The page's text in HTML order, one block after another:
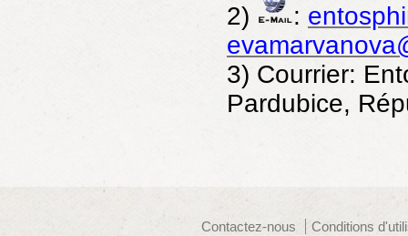
2)
:
3) Courrier:
Pardubice,
Contactez-nous Conditions